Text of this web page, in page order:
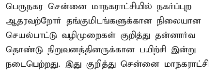
பெருநகர சென்னை மாநகராட்சியில் நகர்ப்புற
ஆதரவற்றோர் தங்குமிடங்களுக்கான நிலையான
செயல்பாட்டு வழிமுறைகள் குறித்து தன்னார்வ
தொண்டு நிறுவனத்தினருக்கான பயிற்சி இன்று
நடைபெற்றது. இது குறித்து சென்னை மாநகராட்சி